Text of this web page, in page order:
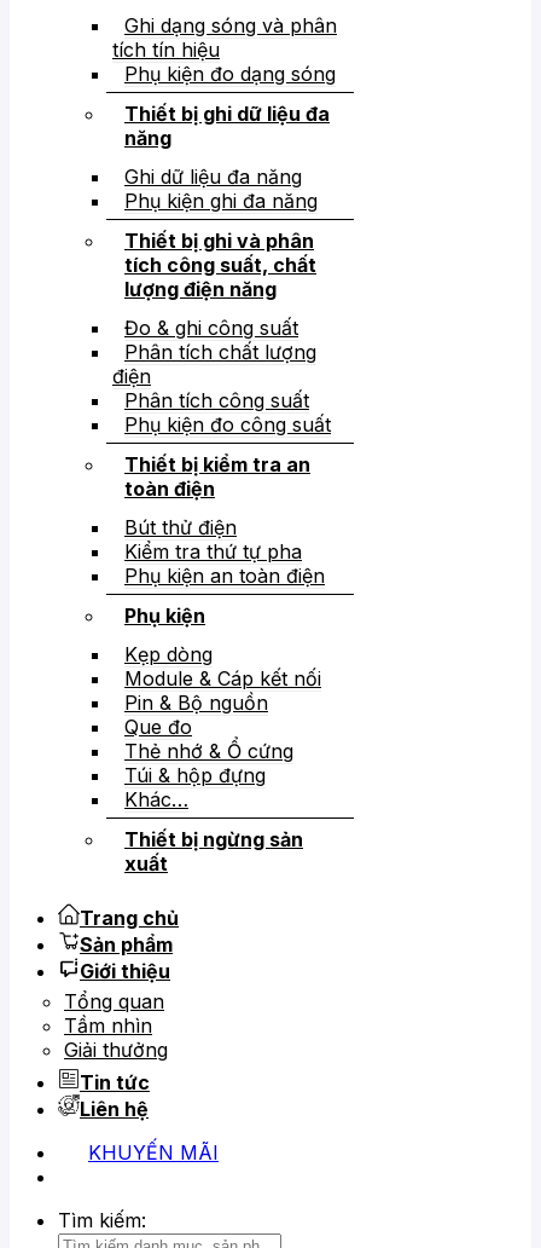
Ghi dạng sóng và phân
tích tín hiệu
Phụ kiện đo dạng sóng
Thiết bị ghi dữ liệu đa
năng
Ghi dữ liệu đa năng
Phụ kiện ghi đa năng
Thiết bị ghi và phân
tích công suất, chất
lượng điện năng
Đo & ghi công suất
Phân tích chất lượng
điện
Phân tích công suất
Phụ kiện đo công suất
Thiết bị kiểm tra an
toàn điện
Bút thử điện
Kiểm tra thứ tự pha
Phụ kiện an toàn điện
Phụ kiện
Kẹp dòng
Module & Cáp kết nối
Pin & Bộ nguồn
Que đo
Thẻ nhớ & Ổ cứng
Túi & hộp đựng
Khác…
Thiết bị ngừng sản
xuất
Trang chủ
Sản phẩm
Giới thiệu
Tổng quan
Tầm nhìn
Giải thưởng
Tin tức
Liên hệ
KHUYẾN MÃI
Tìm kiếm: